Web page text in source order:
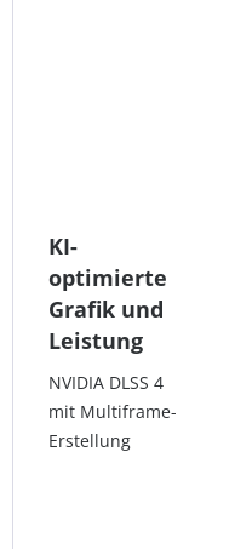
KI-
optimierte
Grafik und
Leistung
NVIDIA DLSS 4
mit Multiframe-
Erstellung